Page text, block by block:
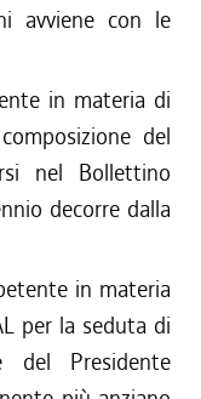
avviene con le
in materia di
del
nel Bollettino
decorre dalla
in materia
per la seduta di
del Presidente